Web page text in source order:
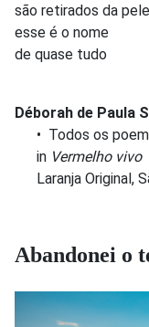
são retirados da pele
esse é o nome
de quase tudo
Déborah de Paula
• Todos os
in Vermelho vivo
Laranja Original,
Abandonei o